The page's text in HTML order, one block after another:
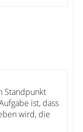
Standpunkt
ist, dass
wird, die